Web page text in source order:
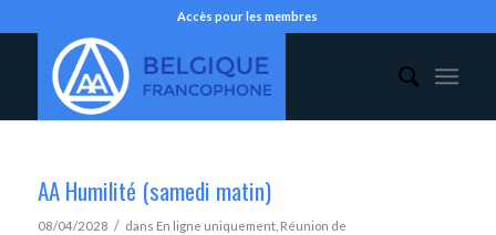
Accès pour les membres
AA Humilité (samedi matin)
08/04/2028 / dans En ligne uniquement, Réunion de